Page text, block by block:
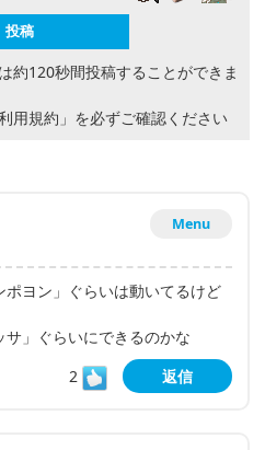
約120秒間投稿することができま
利用規約」 を必ずご確認ください
Menu
ヨン」ぐらいは動いてるけど
サ」ぐらいにできるのかな
2
返信